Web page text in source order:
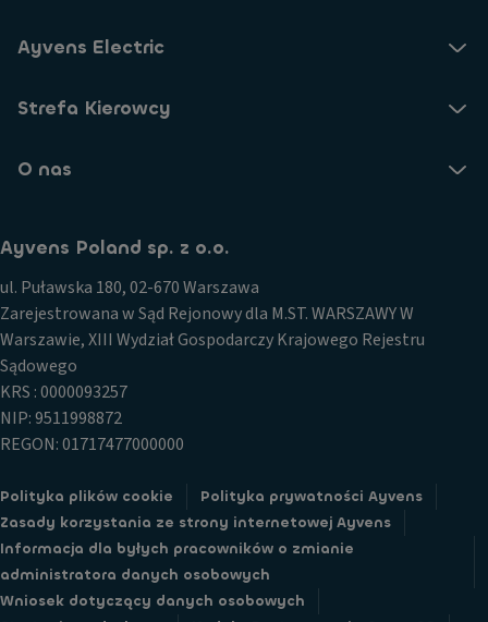
Ayvens Electric
Strefa Kierowcy
O nas
Ayvens Poland sp. z o.o.
ul. Puławska 180, 02-670 Warszawa
Zarejestrowana w Sąd Rejonowy dla M.ST. WARSZAWY W
Warszawie, XIII Wydział Gospodarczy Krajowego Rejestru
Sądowego
KRS : 0000093257
NIP: 9511998872
REGON: 01717477000000
Polityka plików cookie
Polityka prywatności Ayvens
Zasady korzystania ze strony internetowej Ayvens
Informacja dla byłych pracowników o zmianie
administratora danych osobowych
Wniosek dotyczący danych osobowych